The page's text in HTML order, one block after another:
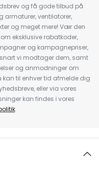
og få gode tilbud på
armaturer, ventilatorer,
og meget mere! Vær den
eksklusive rabatkoder,
og kampagnepriser,
vi modtager dem, samt
og anmodninger om
kan til enhver tid afmelde dig
eller via vores
kan findes i vores
.